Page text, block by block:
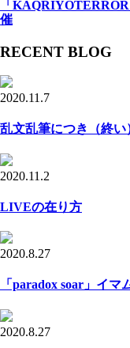
「
催
RECENT BLOG
2020.11.7
乱文乱筆につき（終い
2020.11.2
LIVEの在り方
2020.8.27
「paradox soar」イマ
2020.8.27